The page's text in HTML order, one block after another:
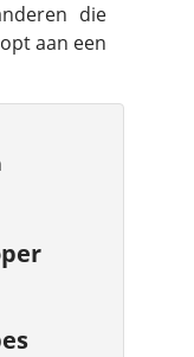
die
aan een